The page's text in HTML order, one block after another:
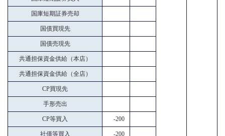
国庫短期証券売却
国債買現先
国債売現先
共通担保資金供給（本店）
共通担保資金供給（全店）
CP買現先
手形売出
CP等買入 -200
社債等買入 -200